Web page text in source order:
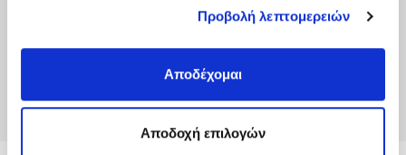
Προβολή λεπτομερειών
Αποδέχομαι
Aποδοχή επιλογών
αξίας
18,00€
Upon contacting and agreement
with ACS